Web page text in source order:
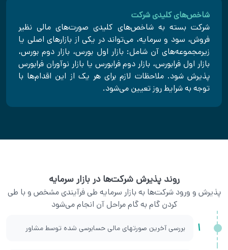
شاخص‌های کلیدی شرکت
شرکت بسته به شاخص‌های کلیدی صورت‌های مالی نظیر
فروش، سود و سرمایه، می‌تواند در یکی از بازارهای اصلی یا
زیرمجموعه‌های آن شامل: بازار اول بورس، بازار دوم بورس،
بازار اول فرابورس، بازار دوم فرابورس یا بازار نوآوران فرابورس
پذیرش شود. ملاحظات لازم برای هر یک از این اقدام‌ها با
توجه به شرایط روز تعیین می‌شود.
روند پذیرش شرکت‌ها در بازار سرمایه
پذیرش و ورود شرکت‌ها به بازار سرمایه طی فرآیندی مشخص و با طی
کردن گام به گام مراحل آن انجام می‌شود
1 بررسی آخرین صورتهای مالی حسابرسی شده توسط مشاور